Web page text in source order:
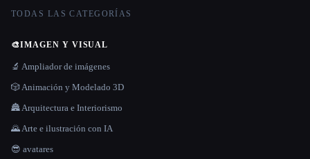
TODAS LAS CATEGORÍAS
🎨IMAGEN Y VISUAL
🔬 Ampliador de imágenes
🎲 Animación y Modelado 3D
🏯 Arquitectura e Interiorismo
🌄 Arte e ilustración con IA
😎 avatares